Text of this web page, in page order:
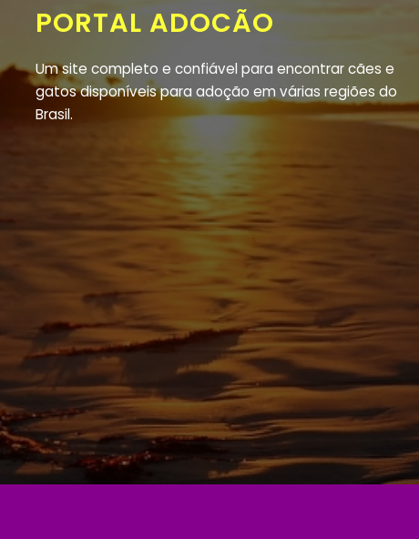
PORTAL ADOCÃO
Um site completo e confiável para encontrar cães e
gatos disponíveis para adoção em várias regiões do
Brasil.